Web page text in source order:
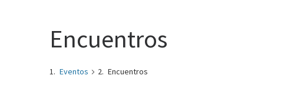
Encuentros
Eventos Encuentros